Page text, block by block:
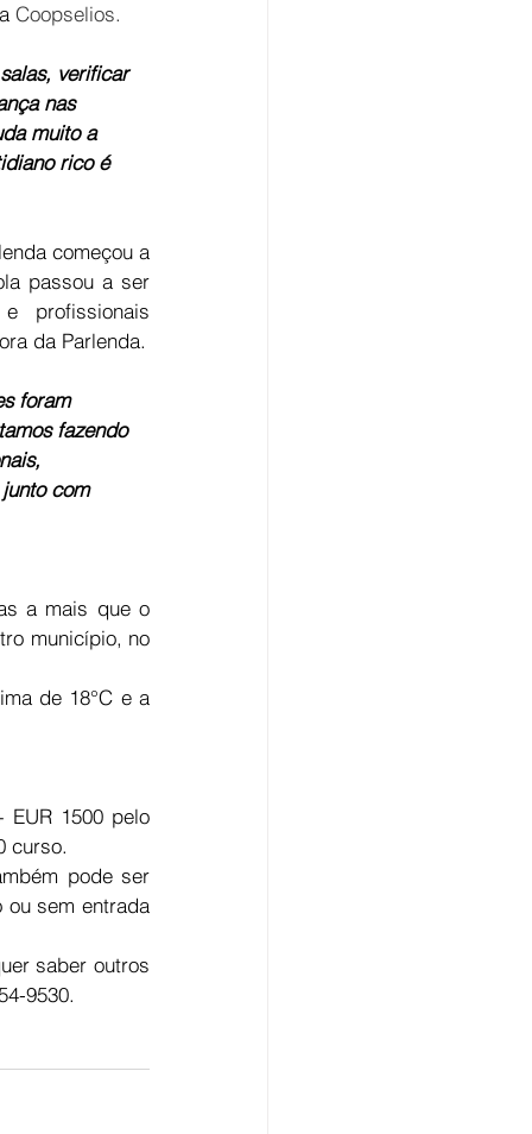
Coopselios.
verificar
nas
muito a
rico é
começou a
passou a ser
profissionais
da Parlenda.
foram
fazendo
com
a mais que o
município, no
de 18°C e a
1500 pelo
curso.
pode ser
sem entrada
saber outros
9530.